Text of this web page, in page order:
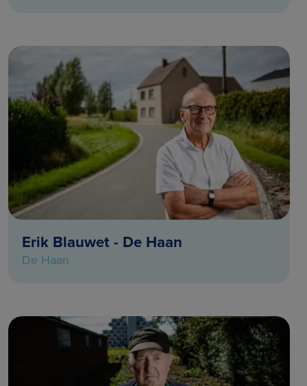
Erik Blauwet - De Haan
De Haan